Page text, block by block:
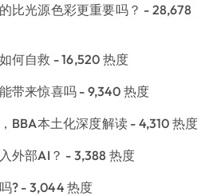
比光源色彩更重要吗？ - 28,678
何自救 - 16,520 热度
带来惊喜吗 - 9,340 热度
BBA本土化深度解读 - 4,310 热度
外部AI？ - 3,388 热度
? - 3,044 热度